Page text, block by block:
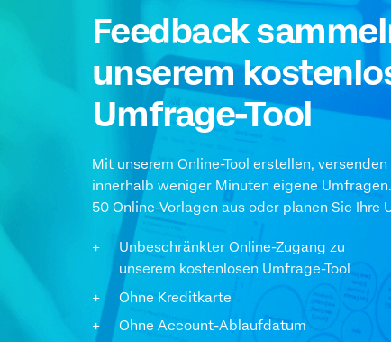
Feedback
unserem
Umfrage-Tool
Mit unserem Online-Tool erstellen,
innerhalb weniger Minuten eigene
50 Online-Vorlagen aus oder planen Sie
Unbeschränkter Online-Zugang zu
unserem kostenlosen Umfrage-Tool
Ohne Kreditkarte
Ohne Account-Ablaufdatum